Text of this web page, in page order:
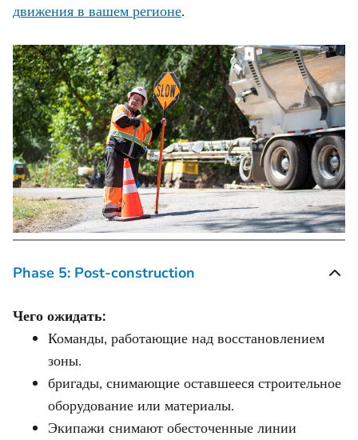
движения в вашем регионе.
Phase 5: Post-construction
Чего ожидать:
Команды, работающие над восстановлением
зоны.
бригады, снимающие оставшееся строительное
оборудование или материалы.
Экипажи снимают обесточенные линии